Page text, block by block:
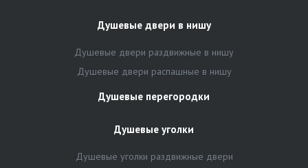
Душевые двери в нишу
Душевые двери раздвижные в нишу
Душевые двери распашные в нишу
Душевые перегородки
Душевые уголки
Душевые уголки раздвижные двери